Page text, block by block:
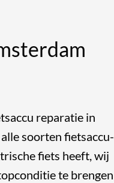
reparatie in
soorten fietsaccu-
fiets heeft, wij
te brengen